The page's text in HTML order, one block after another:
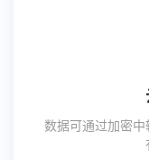
数据可通过加密中